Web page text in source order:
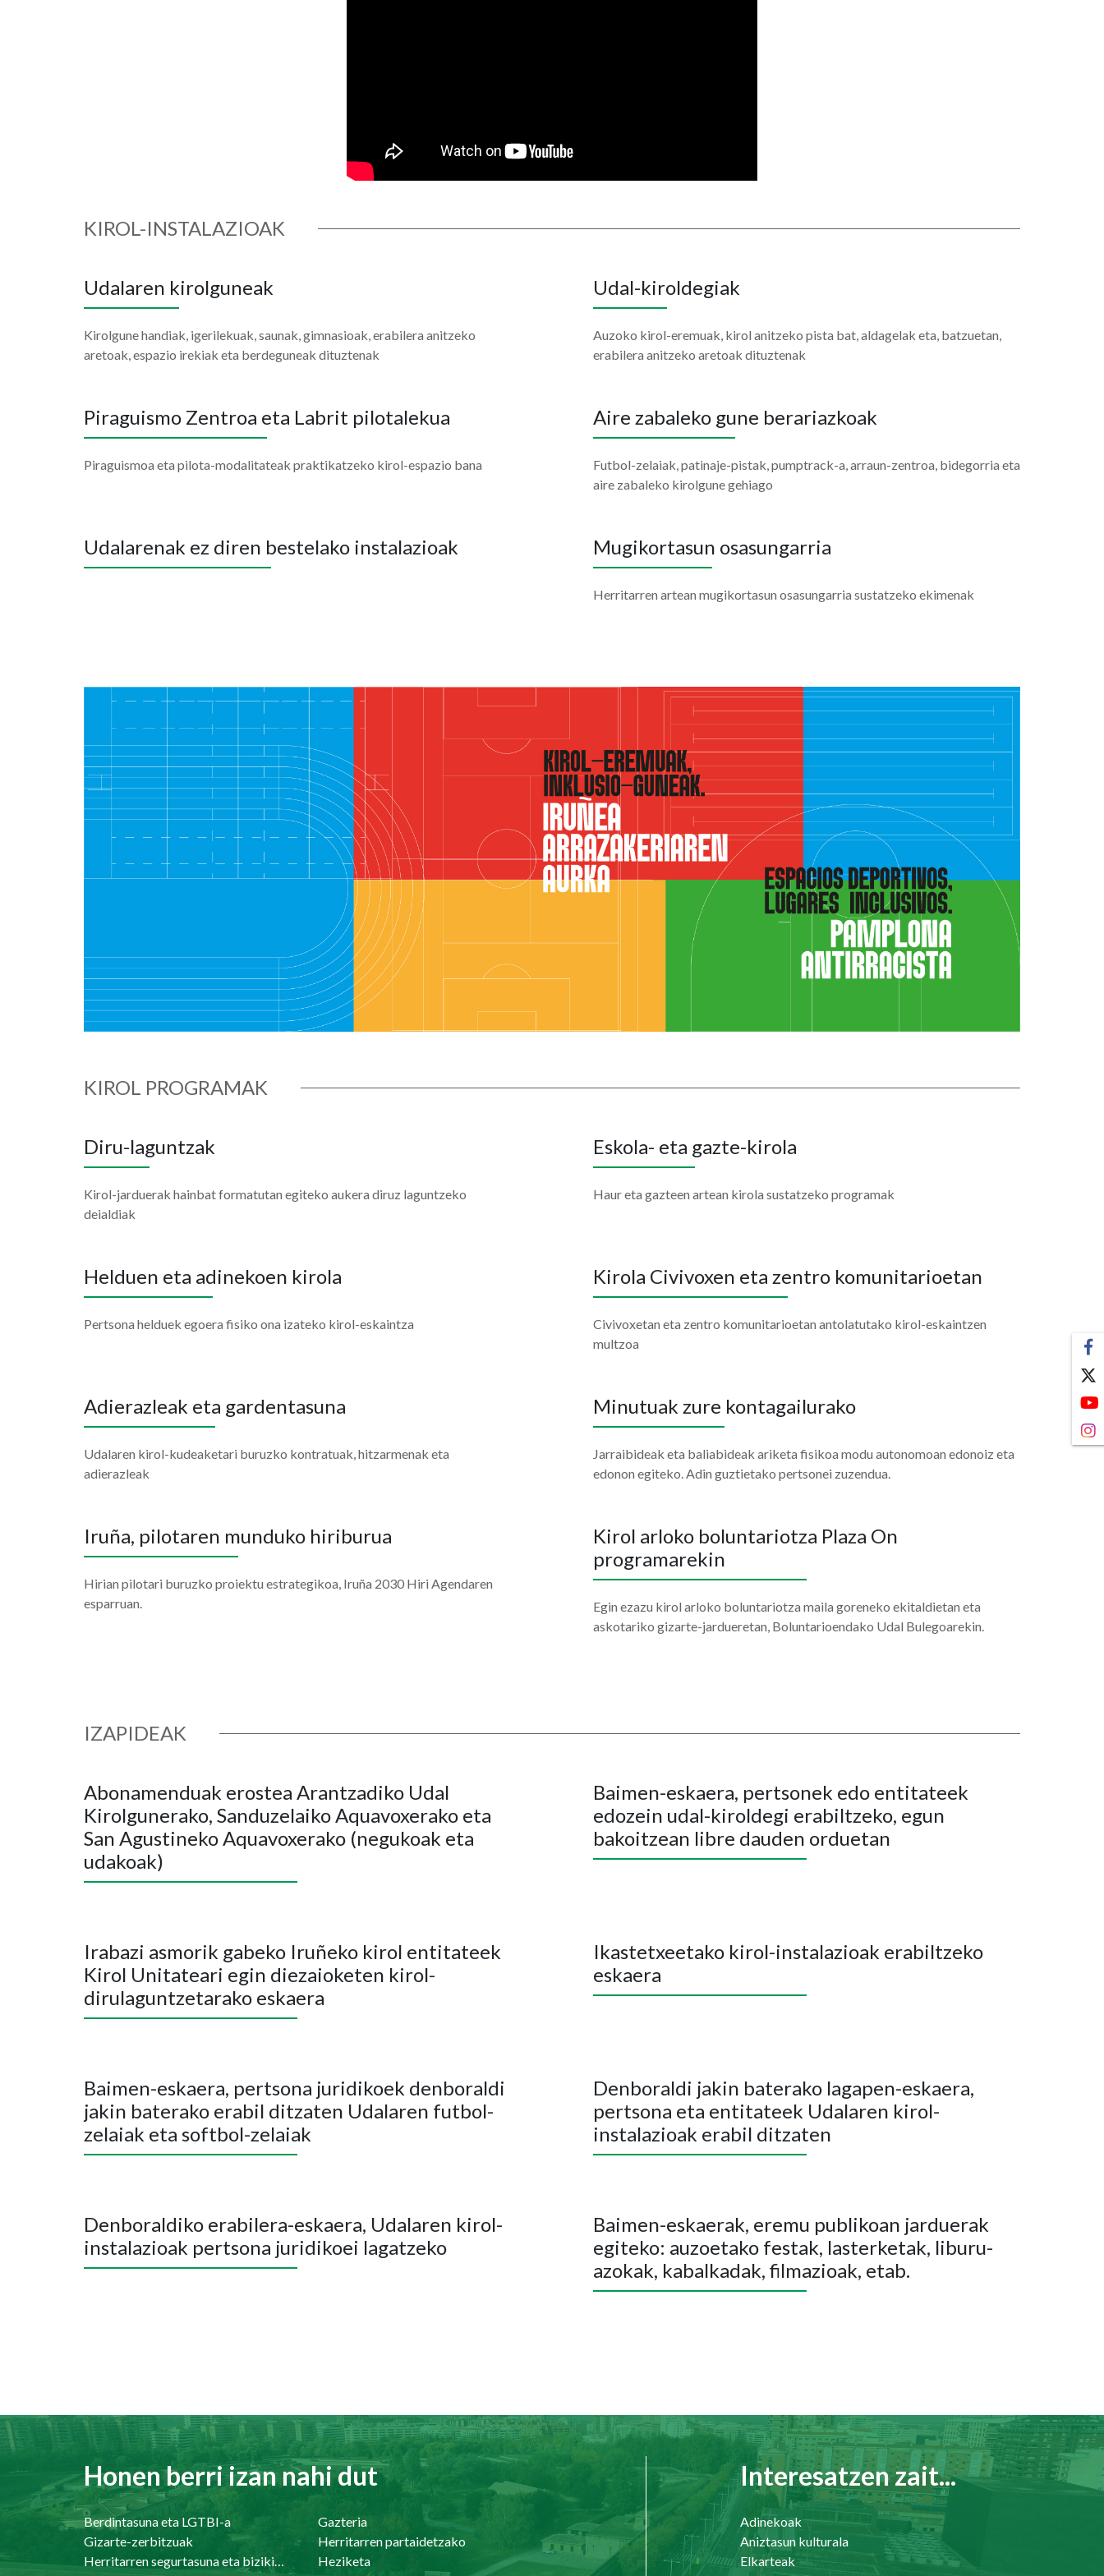
KIROL-INSTALAZIOAK
Udalaren kirolguneak
Kirolgune handiak, igerilekuak, saunak, gimnasioak, erabilera anitzeko
aretoak, espazio irekiak eta berdeguneak dituztenak
Udal-kiroldegiak
Auzoko kirol-eremuak, kirol anitzeko pista bat, aldagelak eta, batzuetan,
erabilera anitzeko aretoak dituztenak
Piraguismo Zentroa eta Labrit pilotalekua
Piraguismoa eta pilota-modalitateak praktikatzeko kirol-espazio bana
Aire zabaleko gune berariazkoak
Futbol-zelaiak, patinaje-pistak, pumptrack-a, arraun-zentroa, bidegorria eta
aire zabaleko kirolgune gehiago
Udalarenak ez diren bestelako instalazioak Mugikortasun osasungarria
Herritarren artean mugikortasun osasungarria sustatzeko ekimenak
KIROL PROGRAMAK
Diru-laguntzak
Kirol-jarduerak hainbat formatutan egiteko aukera diruz laguntzeko
deialdiak
Eskola- eta gazte-kirola
Haur eta gazteen artean kirola sustatzeko programak
Helduen eta adinekoen kirola
Pertsona helduek egoera fisiko ona izateko kirol-eskaintza
Kirola Civivoxen eta zentro komunitarioetan
Civivoxetan eta zentro komunitarioetan antolatutako kirol-eskaintzen
multzoa
Adierazleak eta gardentasuna
Udalaren kirol-kudeaketari buruzko kontratuak, hitzarmenak eta
adierazleak
Minutuak zure kontagailurako
Jarraibideak eta baliabideak ariketa fisikoa modu autonomoan edonoiz eta
edonon egiteko. Adin guztietako pertsonei zuzendua.
Iruña, pilotaren munduko hiriburua
Hirian pilotari buruzko proiektu estrategikoa, Iruña 2030 Hiri Agendaren
esparruan.
Kirol arloko boluntariotza Plaza On
programarekin
Egin ezazu kirol arloko boluntariotza maila goreneko ekitaldietan eta
askotariko gizarte-jardueretan, Boluntarioendako Udal Bulegoarekin.
IZAPIDEAK
Abonamenduak erostea Arantzadiko Udal
Kirolgunerako, Sanduzelaiko Aquavoxerako eta
San Agustineko Aquavoxerako (negukoak eta
udakoak)
Baimen-eskaera, pertsonek edo entitateek
edozein udal-kiroldegi erabiltzeko, egun
bakoitzean libre dauden orduetan
Irabazi asmorik gabeko Iruñeko kirol entitateek
Kirol Unitateari egin diezaioketen kirol-
dirulaguntzetarako eskaera
Ikastetxeetako kirol-instalazioak erabiltzeko
eskaera
Baimen-eskaera, pertsona juridikoek denboraldi
jakin baterako erabil ditzaten Udalaren futbol-
zelaiak eta softbol-zelaiak
Denboraldi jakin baterako lagapen-eskaera,
pertsona eta entitateek Udalaren kirol-
instalazioak erabil ditzaten
Denboraldiko erabilera-eskaera, Udalaren kirol-
instalazioak pertsona juridikoei lagatzeko
Baimen-eskaerak, eremu publikoan jarduerak
egiteko: auzoetako festak, lasterketak, liburu-
azokak, kabalkadak, filmazioak, etab.
Honen berri izan nahi dut
Berdintasuna eta LGTBI-a
Gazteria
Gizarte-zerbitzuak
Herritarren partaidetzako
Herritarren segurtasuna eta bizikidetasuna
Heziketa
Interesatzen zait...
Adinekoak
Aniztasun kulturala
Elkarteak